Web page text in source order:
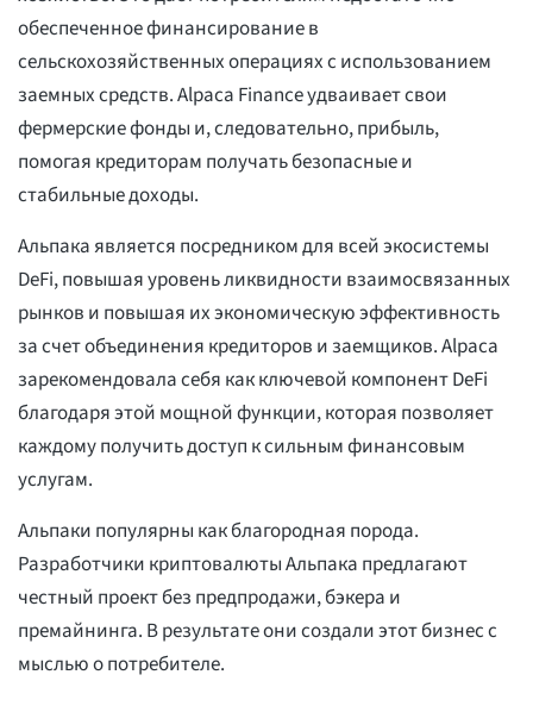
обеспеченное финансирование в
сельскохозяйственных операциях с использованием
заемных средств. Alpaca Finance удваивает свои
фермерские фонды и, следовательно, прибыль,
помогая кредиторам получать безопасные и
стабильные доходы.
Альпака является посредником для всей экосистемы
DeFi, повышая уровень ликвидности взаимосвязанных
рынков и повышая их экономическую эффективность
за счет объединения кредиторов и заемщиков. Alpaca
зарекомендовала себя как ключевой компонент DeFi
благодаря этой мощной функции, которая позволяет
каждому получить доступ к сильным финансовым
услугам.
Альпаки популярны как благородная порода.
Разработчики криптовалюты Альпака предлагают
честный проект без предпродажи, бэкера и
премайнинга. В результате они создали этот бизнес с
мыслью о потребителе.